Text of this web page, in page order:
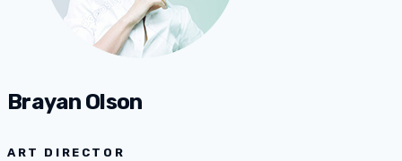
Brayan Olson
ART DIRECTOR